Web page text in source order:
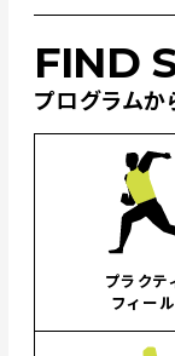
FIND
プログラムか
プラクテ
フィー